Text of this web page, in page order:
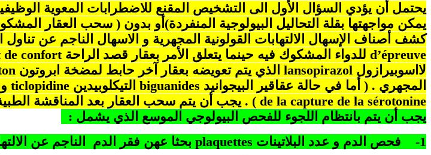
يحتمل أن يؤدي السؤال الأول الى التشخيص المقنع للاضطرابات المعوية الوظيفية
يمكن مواجهتها بقلة التحاليل البيولوجية المنفردة)أو بدون ( سحب العقار
كشف أصناف الإسهال الالتهابات القولونية المجهرية و الاسهال الناجم عن
d’épreuve للدواء المشكوك فيه حينما يتعلق الأمر بعقار قصد الراحة de confort
لااسوبيرازول lansopirazol الذي يتم تعويضه بعقار آخر حابط لمضخة ابروتون
المجهري . ( أما في حالة عقاقير البيجوانيد biguanides التيكلوبيدين ticlopidine
de la capture de la sérotonine ) . يجب أن يتم سحب العقار بعد المناقشة
يجب أن يتم بانتظام اللجوء للفحص البيولوجي الموسع الذي يشمل :
1-
فحص الدم و عدد البلاتينات plaquettes بحثا عهن فقر الدم الناجم عن